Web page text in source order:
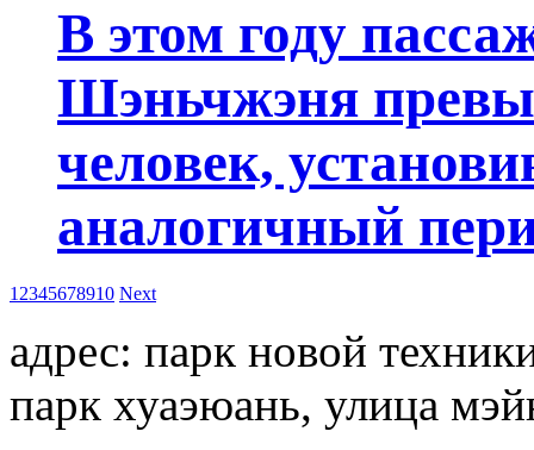
В этом году
Шэньчжэня
человек,
аналогичный
1 2345678910 Next
адрес: парк новой
парк хуаэюань, улица